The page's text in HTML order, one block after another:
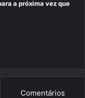
a próxima vez que
Comentários